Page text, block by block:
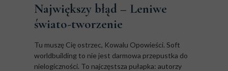
Największy błąd – Leniwe
świato-tworzenie
Tu muszę Cię ostrzec, Kowalu Opowieści. Soft
worldbuilding to nie jest darmowa przepustka do
nielogiczności. To najczęstsza pułapka: autorzy